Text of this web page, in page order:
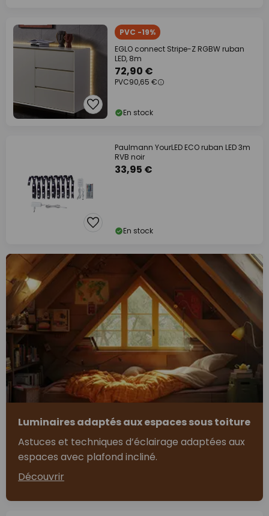
PVC -19%
EGLO connect Stripe-Z RGBW ruban
LED, 8m
72,90 €
PVC90,65 €
En stock
Paulmann YourLED ECO ruban LED 3m
RVB noir
33,95 €
En stock
Luminaires adaptés aux espaces sous toiture
Astuces et techniques d’éclairage adaptées aux
espaces avec plafond incliné.
Découvrir